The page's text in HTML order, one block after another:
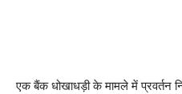
एक बैंक धोखाधड़ी के मामले में प्रवर्तन